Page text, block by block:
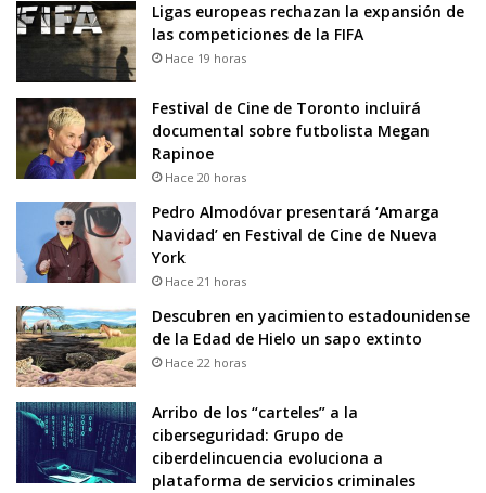
Ligas europeas rechazan la expansión de
las competiciones de la FIFA
Hace 19 horas
Festival de Cine de Toronto incluirá
documental sobre futbolista Megan
Rapinoe
Hace 20 horas
Pedro Almodóvar presentará ‘Amarga
Navidad’ en Festival de Cine de Nueva
York
Hace 21 horas
Descubren en yacimiento estadounidense
de la Edad de Hielo un sapo extinto
Hace 22 horas
Arribo de los “carteles” a la
ciberseguridad: Grupo de
ciberdelincuencia evoluciona a
plataforma de servicios criminales